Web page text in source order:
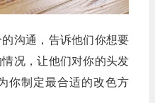
沟通，告诉他们你想要
况，让他们对你的头发
你制定最合适的改色方